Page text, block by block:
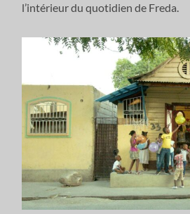
l’intérieur du quotidien de Freda.